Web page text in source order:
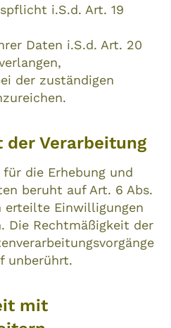
i.S.d. Art. 19
Daten i.S.d. Art. 20
der zuständigen
der Verarbeitung
die Erhebung und
beruht auf Art. 6 Abs.
erteilte Einwilligungen
Die Rechtmäßigkeit der
unberührt.
mit